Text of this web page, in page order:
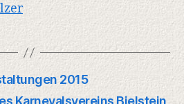
2015
Karnevalsvereins Bielstein